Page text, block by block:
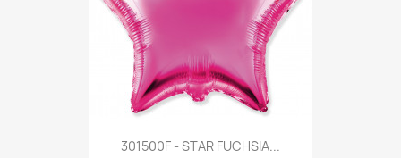
301500F - STAR FUCHSIA...